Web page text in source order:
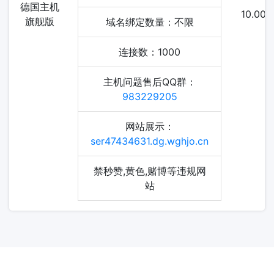
德国主机
旗舰版
域名绑定数量：不限
连接数：1000
主机问题售后QQ群：
983229205
网站展示：
ser47434631.dg.wghjo.cn
禁秒赞,黄色,赌博等违规网
站
10.00